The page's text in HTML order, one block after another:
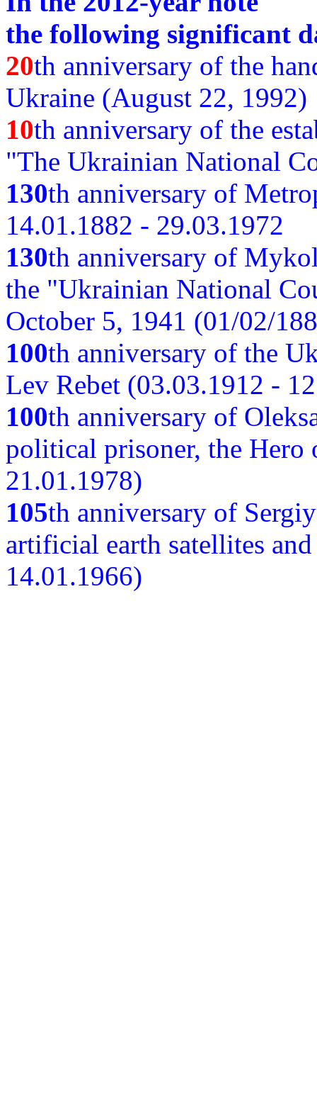
the following significant
20th anniversary of the
Ukraine (August 22, 1992)
10th anniversary of the
"The Ukrainian National
130th anniversary of
14.01.1882 - 29.03.1972
130th anniversary of
the "Ukrainian National
October 5, 1941 (01/02/
100th anniversary of the
Lev Rebet (03.03.1912 -
100th anniversary of
political prisoner, the
21.01.1978)
105th anniversary of
artificial earth satellites
14.01.1966)